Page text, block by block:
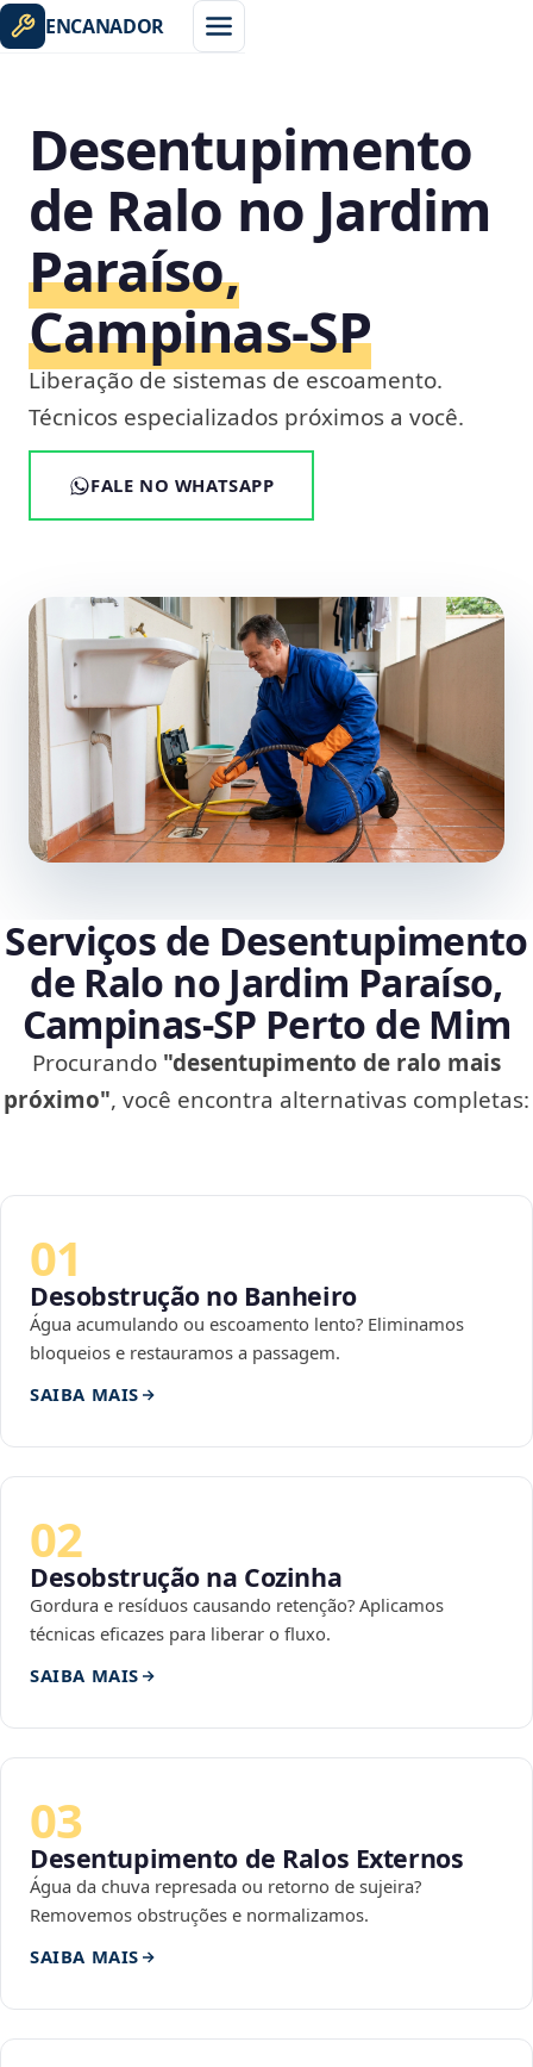
ENCANADOR
Desentupimento
de Ralo no Jardim
Paraíso,
Campinas‑SP
Liberação de sistemas de escoamento.
Técnicos especializados próximos a você.
FALE NO WHATSAPP
Serviços de Desentupimento
de Ralo no Jardim Paraíso,
Campinas‑SP Perto de Mim
Procurando "desentupimento de ralo mais
próximo", você encontra alternativas completas:
01
Desobstrução no Banheiro
Água acumulando ou escoamento lento? Eliminamos
bloqueios e restauramos a passagem.
SAIBA MAIS
02
Desobstrução na Cozinha
Gordura e resíduos causando retenção? Aplicamos
técnicas eficazes para liberar o fluxo.
SAIBA MAIS
03
Desentupimento de Ralos Externos
Água da chuva represada ou retorno de sujeira?
Removemos obstruções e normalizamos.
SAIBA MAIS